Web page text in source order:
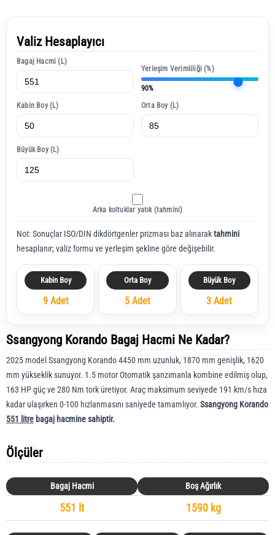
Valiz Hesaplayıcı
Bagaj Hacmi (L)
Yerleşim Verimliliği (%)
90%
Kabin Boy (L)
Orta Boy (L)
Büyük Boy (L)
Arka koltuklar yatık (tahmini)
Not: Sonuçlar ISO/DIN dikdörtgenler prizması baz alınaraktahmini
hesaplanır; valiz formu ve yerleşim şekline göre değişebilir.
Kabin Boy
9 Adet
Orta Boy
5 Adet
Büyük Boy
3 Adet
Ssangyong Korando Bagaj Hacmi Ne Kadar?
2025 model Ssangyong Korando 4450 mm uzunluk, 1870 mm genişlik, 1620
mm yükseklik sunuyor. 1.5 motor Otomatik şanzımanla kombine edilmiş olup,
163 HP güç ve 280 Nm tork üretiyor. Araç maksimum seviyede 191 km/s hıza
kadar ulaşırken 0-100 hızlanmasını saniyede tamamlıyor. Ssangyong Korando
551 litre bagaj hacmine sahiptir.
Ölçüler
Bagaj Hacmi Boş Ağırlık
551 lt 1590 kg